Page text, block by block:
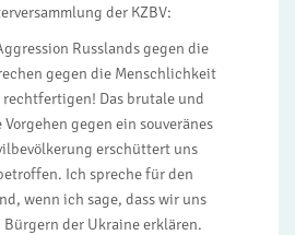
der KZBV:
Russlands gegen die
gegen die Menschlichkeit
Das brutale und
gegen ein souveränes
erschüttert uns
Ich spreche für den
wenn ich sage, dass wir uns
der Ukraine erklären.